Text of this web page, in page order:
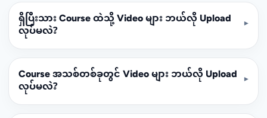
ရှိပြီးသား Course ထဲသို့ Video များ ဘယ်လို Upload
လုပ်မလဲ? ▾
Course အသစ်တစ်ခုတွင် Video များ ဘယ်လို Upload
လုပ်မလဲ? ▾